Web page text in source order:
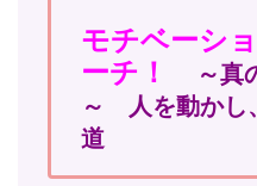
モチベーシ
ーチ！
～真
～ 人を動かし
道